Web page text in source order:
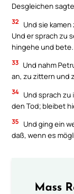
Desgleichen
32
Und sie
Und er sprach zu
hingehe und bete.
33 Und nahm
an, zu zittern und
34 Und sprach
den Tod; bleibet
35
Und ging ein
daß, wenn es
Mass